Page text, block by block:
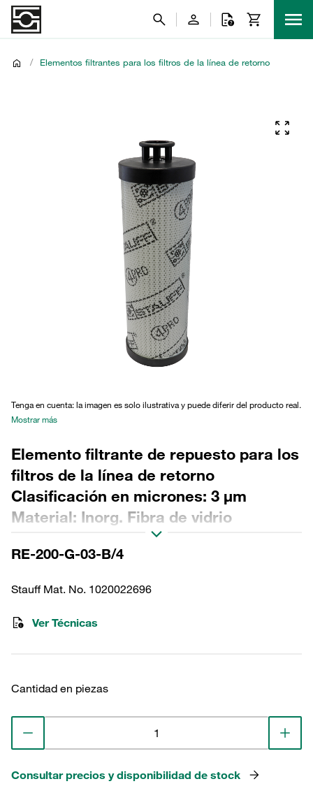
/ Elementos filtrantes para los filtros de la línea de retorno
Tenga en cuenta: la imagen es solo ilustrativa y puede diferir del producto real.
Mostrar más
Elemento filtrante de repuesto para los
filtros de la línea de retorno
Clasificación en micrones: 3 µm
Material: Inorg. Fibra de vidrio
Diámetro exterior (mm): 114 Diámetro
interior (mm): 68,2 Longitud (mm): 414
RE-200-G-03-B/4
Stauff Mat. No. 1020022696
Ver Técnicas
Cantidad en piezas
Consultar precios y disponibilidad de stock